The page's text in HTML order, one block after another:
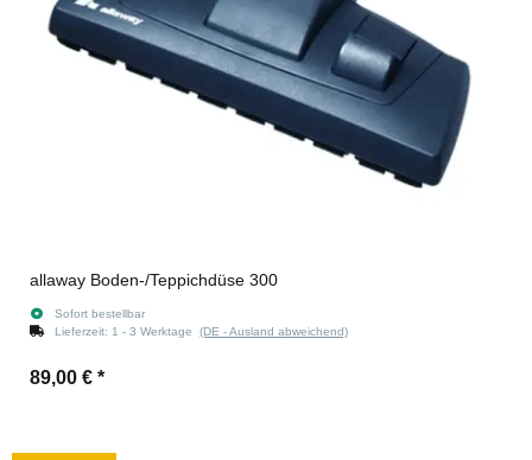
allaway Boden-/Teppichdüse 300
Sofort bestellbar
Lieferzeit: 1 - 3 Werktage (DE - Ausland abweichend)
89,00 € *